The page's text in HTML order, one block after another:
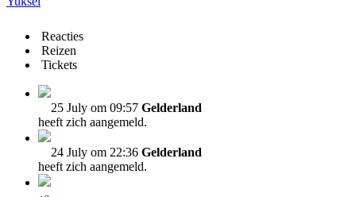
Reacties
Reizen
Tickets
25 July om 09:57 Gelderland
heeft zich aangemeld.
24 July om 22:36 Gelderland
heeft zich aangemeld.